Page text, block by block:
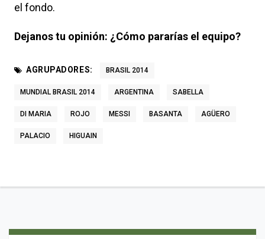
el fondo.
Dejanos tu opinión: ¿Cómo pararías el equipo?
AGRUPADORES: BRASIL 2014
MUNDIAL BRASIL 2014 ARGENTINA SABELLA
DI MARIA ROJO MESSI BASANTA AGÜERO
PALACIO HIGUAIN